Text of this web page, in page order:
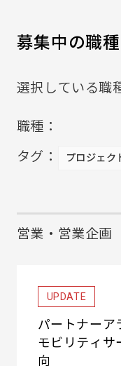
募集中の職種
選択している職
職種：
タグ：
プロジェク
営業・営業企画
UPDATE
パートナーア
モビリティサ
向